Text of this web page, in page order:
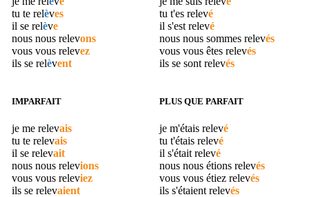
tu te relèves
il se relève
nous nous relevons
vous vous relevez
ils se relèvent
tu t'es relevé
il s'est relevé
nous nous sommes relevés
vous vous êtes relevés
ils se sont relevés
IMPARFAIT
je me relevais
tu te relevais
il se relevait
nous nous relevions
vous vous releviez
ils se relevaient
PLUS QUE PARFAIT
je m'étais relevé
tu t'étais relevé
il s'était relevé
nous nous étions relevés
vous vous étiez relevés
ils s'étaient relevés